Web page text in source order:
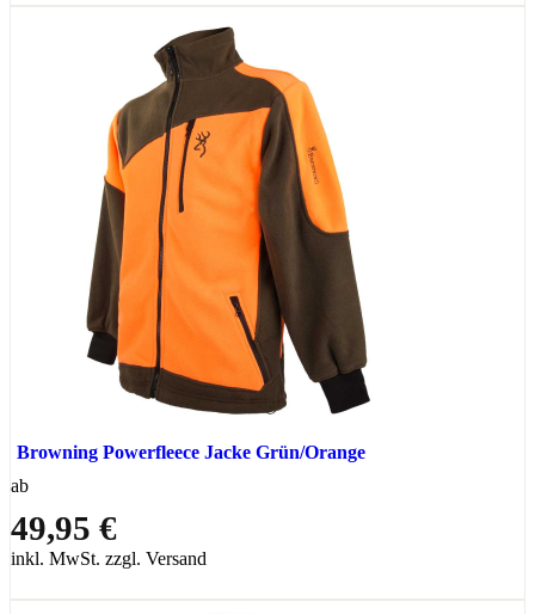
Browning Powerfleece Jacke Grün/Orange
ab
49,95 €
inkl. MwSt. zzgl. Versand